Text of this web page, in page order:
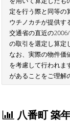
定を行う際と同等の
ウチノカチが提供す
交通省の直近の
の取引を選定し算定
なお、実際の物件価
を考慮して行われま
があることをご理解
八番町 築